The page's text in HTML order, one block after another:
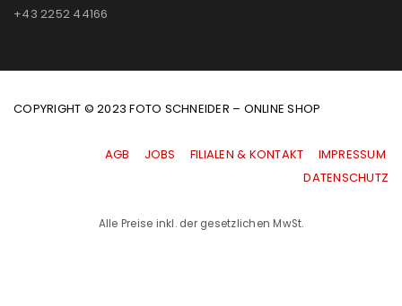
+43 2252 44166
COPYRIGHT © 2023 FOTO SCHNEIDER – ONLINE SHOP
AGB JOBS FILIALEN & KONTAKT
IMPRESSUM
|DATENSCHUTZ
Alle Preise inkl. der gesetzlichen MwSt.